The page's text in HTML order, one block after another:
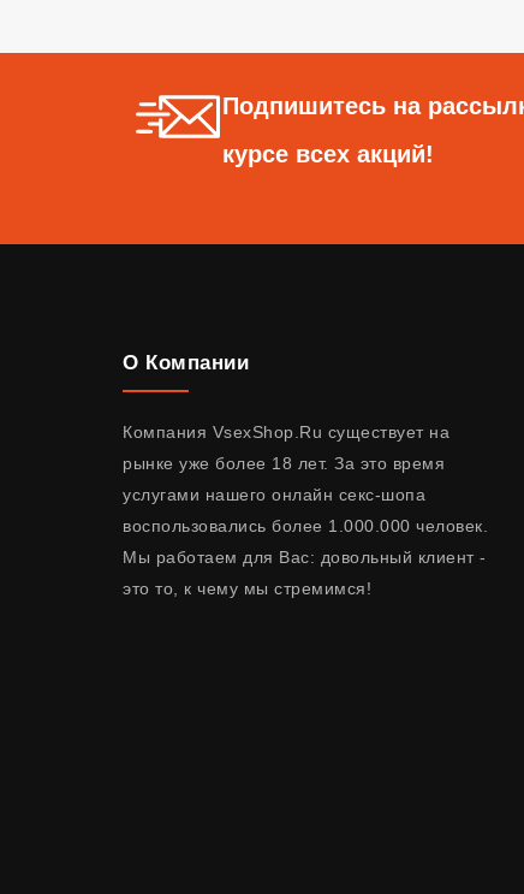
Подпишитесь на
курсе всех акций!
О Компании
Компания VsexShop.Ru существует на
рынке уже более 18 лет. За это время
услугами нашего онлайн секс-шопа
воспользовались более 1.000.000 человек.
Мы работаем для Вас: довольный клиент -
это то, к чему мы стремимся!